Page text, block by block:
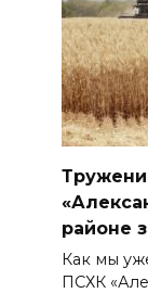
районе
Как мы
ПСХК